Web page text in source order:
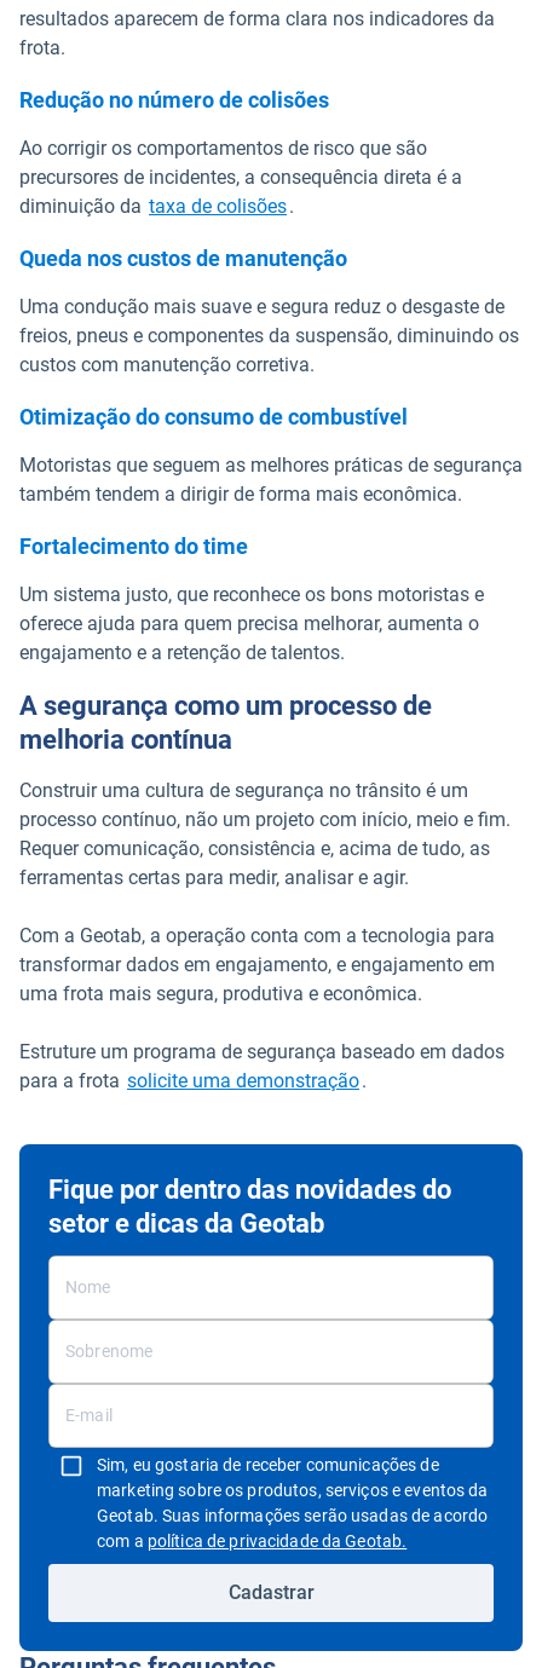
resultados aparecem de forma clara nos indicadores da
frota.
Redução no número de colisões
Ao corrigir os comportamentos de risco que são
precursores de incidentes, a consequência direta é a
diminuição da taxa de colisões.
Queda nos custos de manutenção
Uma condução mais suave e segura reduz o desgaste de
freios, pneus e componentes da suspensão, diminuindo os
custos com manutenção corretiva.
Otimização do consumo de combustível
Motoristas que seguem as melhores práticas de segurança
também tendem a dirigir de forma mais econômica.
Fortalecimento do time
Um sistema justo, que reconhece os bons motoristas e
oferece ajuda para quem precisa melhorar, aumenta o
engajamento e a retenção de talentos.
A segurança como um processo de
melhoria contínua
Construir uma cultura de segurança no trânsito é um
processo contínuo, não um projeto com início, meio e fim.
Requer comunicação, consistência e, acima de tudo, as
ferramentas certas para medir, analisar e agir.
Com a Geotab, a operação conta com a tecnologia para
transformar dados em engajamento, e engajamento em
uma frota mais segura, produtiva e econômica.
Estruture um programa de segurança baseado em dados
para a frota solicite uma demonstração.
Fique por dentro das novidades do
setor e dicas da Geotab
Sim, eu gostaria de receber comunicações de
marketing sobre os produtos, serviços e eventos da
Geotab. Suas informações serão usadas de acordo
com a política de privacidade da Geotab.
Cadastrar